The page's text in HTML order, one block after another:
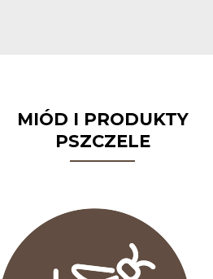
MIÓD I PRODUKTY
PSZCZELE